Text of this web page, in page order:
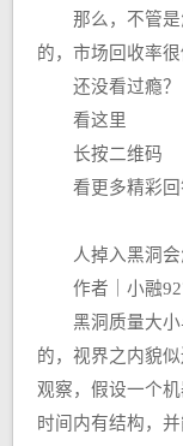
那么，不管是
的，市场回收率
还没看过瘾？
看这里
长按二维码
看更多精彩回
人掉入黑洞会
作者｜小融
黑洞质量大小
的，视界之内貌
观察，假设一个
时间内有结构，